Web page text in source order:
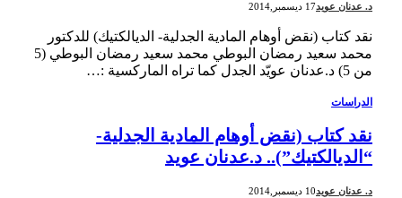
د. عدنان عويد17 ديسمبر,2014
نقد كتاب (نقض أوهام المادية الجدلية- الديالكتيك) للدكتور
محمد سعيد رمضان البوطي محمد سعيد رمضان البوطي (5
من 5) د.عدنان عويّد الجدل كما تراه الماركسية :…
الدراسات
نقد كتاب (نقض أوهام المادية الجدلية-
“الديالكتيك”).. د.عدنان عويد
د. عدنان عويد10 ديسمبر,2014